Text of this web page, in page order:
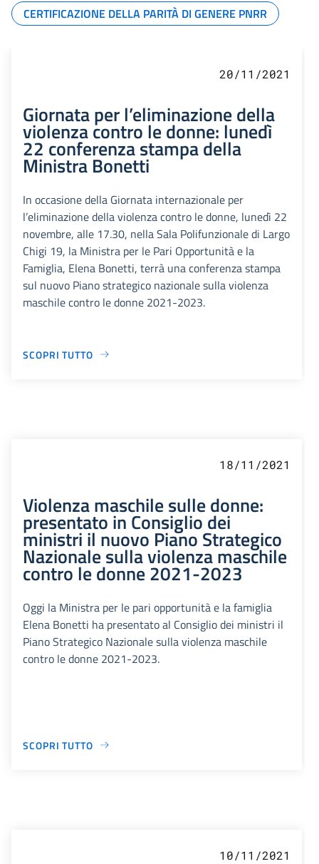
CERTIFICAZIONE DELLA PARITÀ DI GENERE PNRR
20/11/2021
Giornata per l’eliminazione della
violenza contro le donne: lunedì
22 conferenza stampa della
Ministra Bonetti
In occasione della Giornata internazionale per
l’eliminazione della violenza contro le donne, lunedì 22
novembre, alle 17.30, nella Sala Polifunzionale di Largo
Chigi 19, la Ministra per le Pari Opportunità e la
Famiglia, Elena Bonetti, terrà una conferenza stampa
sul nuovo Piano strategico nazionale sulla violenza
maschile contro le donne 2021-2023.
SCOPRI TUTTO
18/11/2021
Violenza maschile sulle donne:
presentato in Consiglio dei
ministri il nuovo Piano Strategico
Nazionale sulla violenza maschile
contro le donne 2021-2023
Oggi la Ministra per le pari opportunità e la famiglia
Elena Bonetti ha presentato al Consiglio dei ministri il
Piano Strategico Nazionale sulla violenza maschile
contro le donne 2021-2023.
SCOPRI TUTTO
10/11/2021